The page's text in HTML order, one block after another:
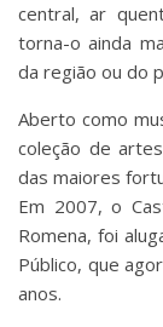
central, ar
torna-o ainda
da região ou do
Aberto como
coleção de
das maiores
Em 2007, o
Romena, foi
Público, que
anos.